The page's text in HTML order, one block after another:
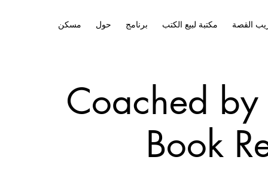
مسكن حول برنامج مكتبة لبيع الكتب القصة
Coached by
Book